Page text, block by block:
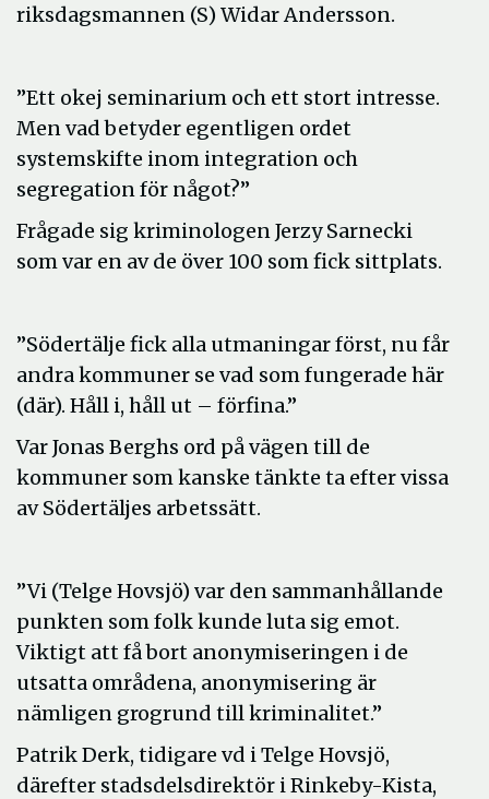
riksdagsmannen (S) Widar Andersson.
”Ett okej seminarium och ett stort intresse.
Men vad betyder egentligen ordet
systemskifte inom integration och
segregation för något?”
Frågade sig kriminologen Jerzy Sarnecki
som var en av de över 100 som fick sittplats.
”Södertälje fick alla utmaningar först, nu får
andra kommuner se vad som fungerade här
(där). Håll i, håll ut – förfina.”
Var Jonas Berghs ord på vägen till de
kommuner som kanske tänkte ta efter vissa
av Södertäljes arbetssätt.
”Vi (Telge Hovsjö) var den sammanhållande
punkten som folk kunde luta sig emot.
Viktigt att få bort anonymiseringen i de
utsatta områdena, anonymisering är
nämligen grogrund till kriminalitet.”
Patrik Derk, tidigare vd i Telge Hovsjö,
därefter stadsdelsdirektör i Rinkeby-Kista,